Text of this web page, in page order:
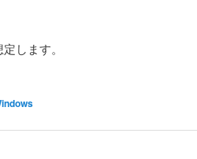
します。